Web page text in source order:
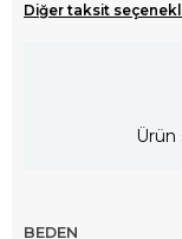
Diğer taksit
Ürün
BEDEN